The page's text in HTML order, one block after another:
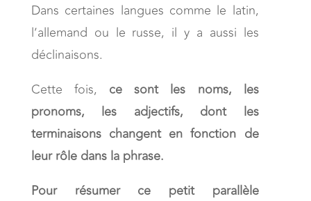
Dans certaines langues comme le latin,
l’allemand ou le russe, il y a aussi les
déclinaisons.
Cette fois, ce sont les noms, les
pronoms, les adjectifs, dont les
terminaisons changent en fonction de
leur rôle dans la phrase.
Pour résumer ce petit parallèle